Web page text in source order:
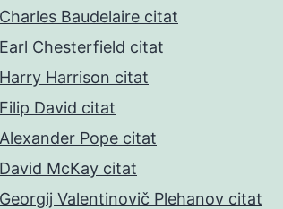
Charles Baudelaire citat
Earl Chesterfield citat
Harry Harrison citat
Filip David citat
Alexander Pope citat
David McKay citat
Georgij Valentinovič Plehanov citat